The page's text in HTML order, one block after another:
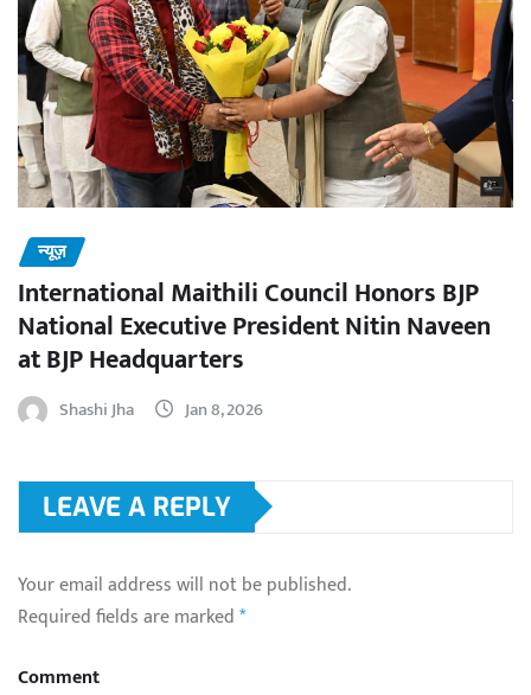
न्यूज़
International Maithili Council Honors BJP
National Executive President Nitin Naveen
at BJP Headquarters
Shashi Jha Jan 8, 2026
LEAVE A REPLY
Your email address will not be published.
Required fields are marked*
Comment